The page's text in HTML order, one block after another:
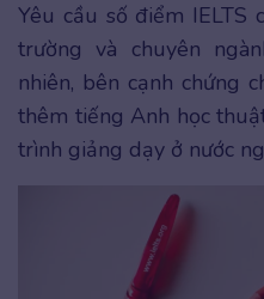
Yêu cầu số điểm IELTS
trường và chuyên
nhiên, bên cạnh chứng
thêm tiếng Anh học
trình giảng dạy ở nước